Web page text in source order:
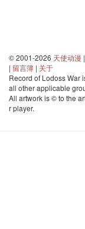
© 2001-2026 天使动漫 |
| 留言簿 | 关于
Record of Lodoss War
all other applicable
All artwork is © to the
r player.